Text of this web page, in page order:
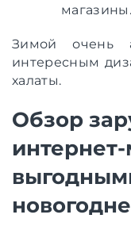
магазины.
Зимой очень
интересным
халаты.
Обзор